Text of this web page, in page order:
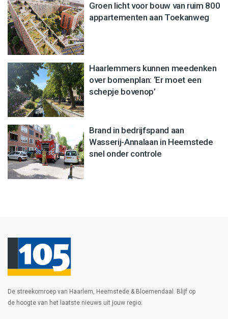
Groen licht voor bouw van ruim 800
appartementen aan Toekanweg
Haarlemmers kunnen meedenken
over bomenplan: ‘Er moet een
schepje bovenop’
Brand in bedrijfspand aan
Wasserij-Annalaan in Heemstede
snel onder controle
De streekomroep van Haarlem, Heemstede & Bloemendaal. Blijf op
de hoogte van het laatste nieuws uit jouw regio.